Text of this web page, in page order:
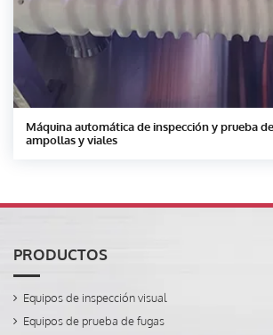
Máquina automática de inspección y prueba
ampollas y viales
PRODUCTOS
Equipos de inspección visual
Equipos de prueba de fugas